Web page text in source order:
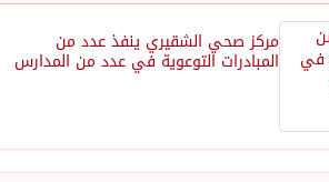
مركز صحي الشقيري ينفذ عدد من
المبادرات التوعوية في عدد من المدارس